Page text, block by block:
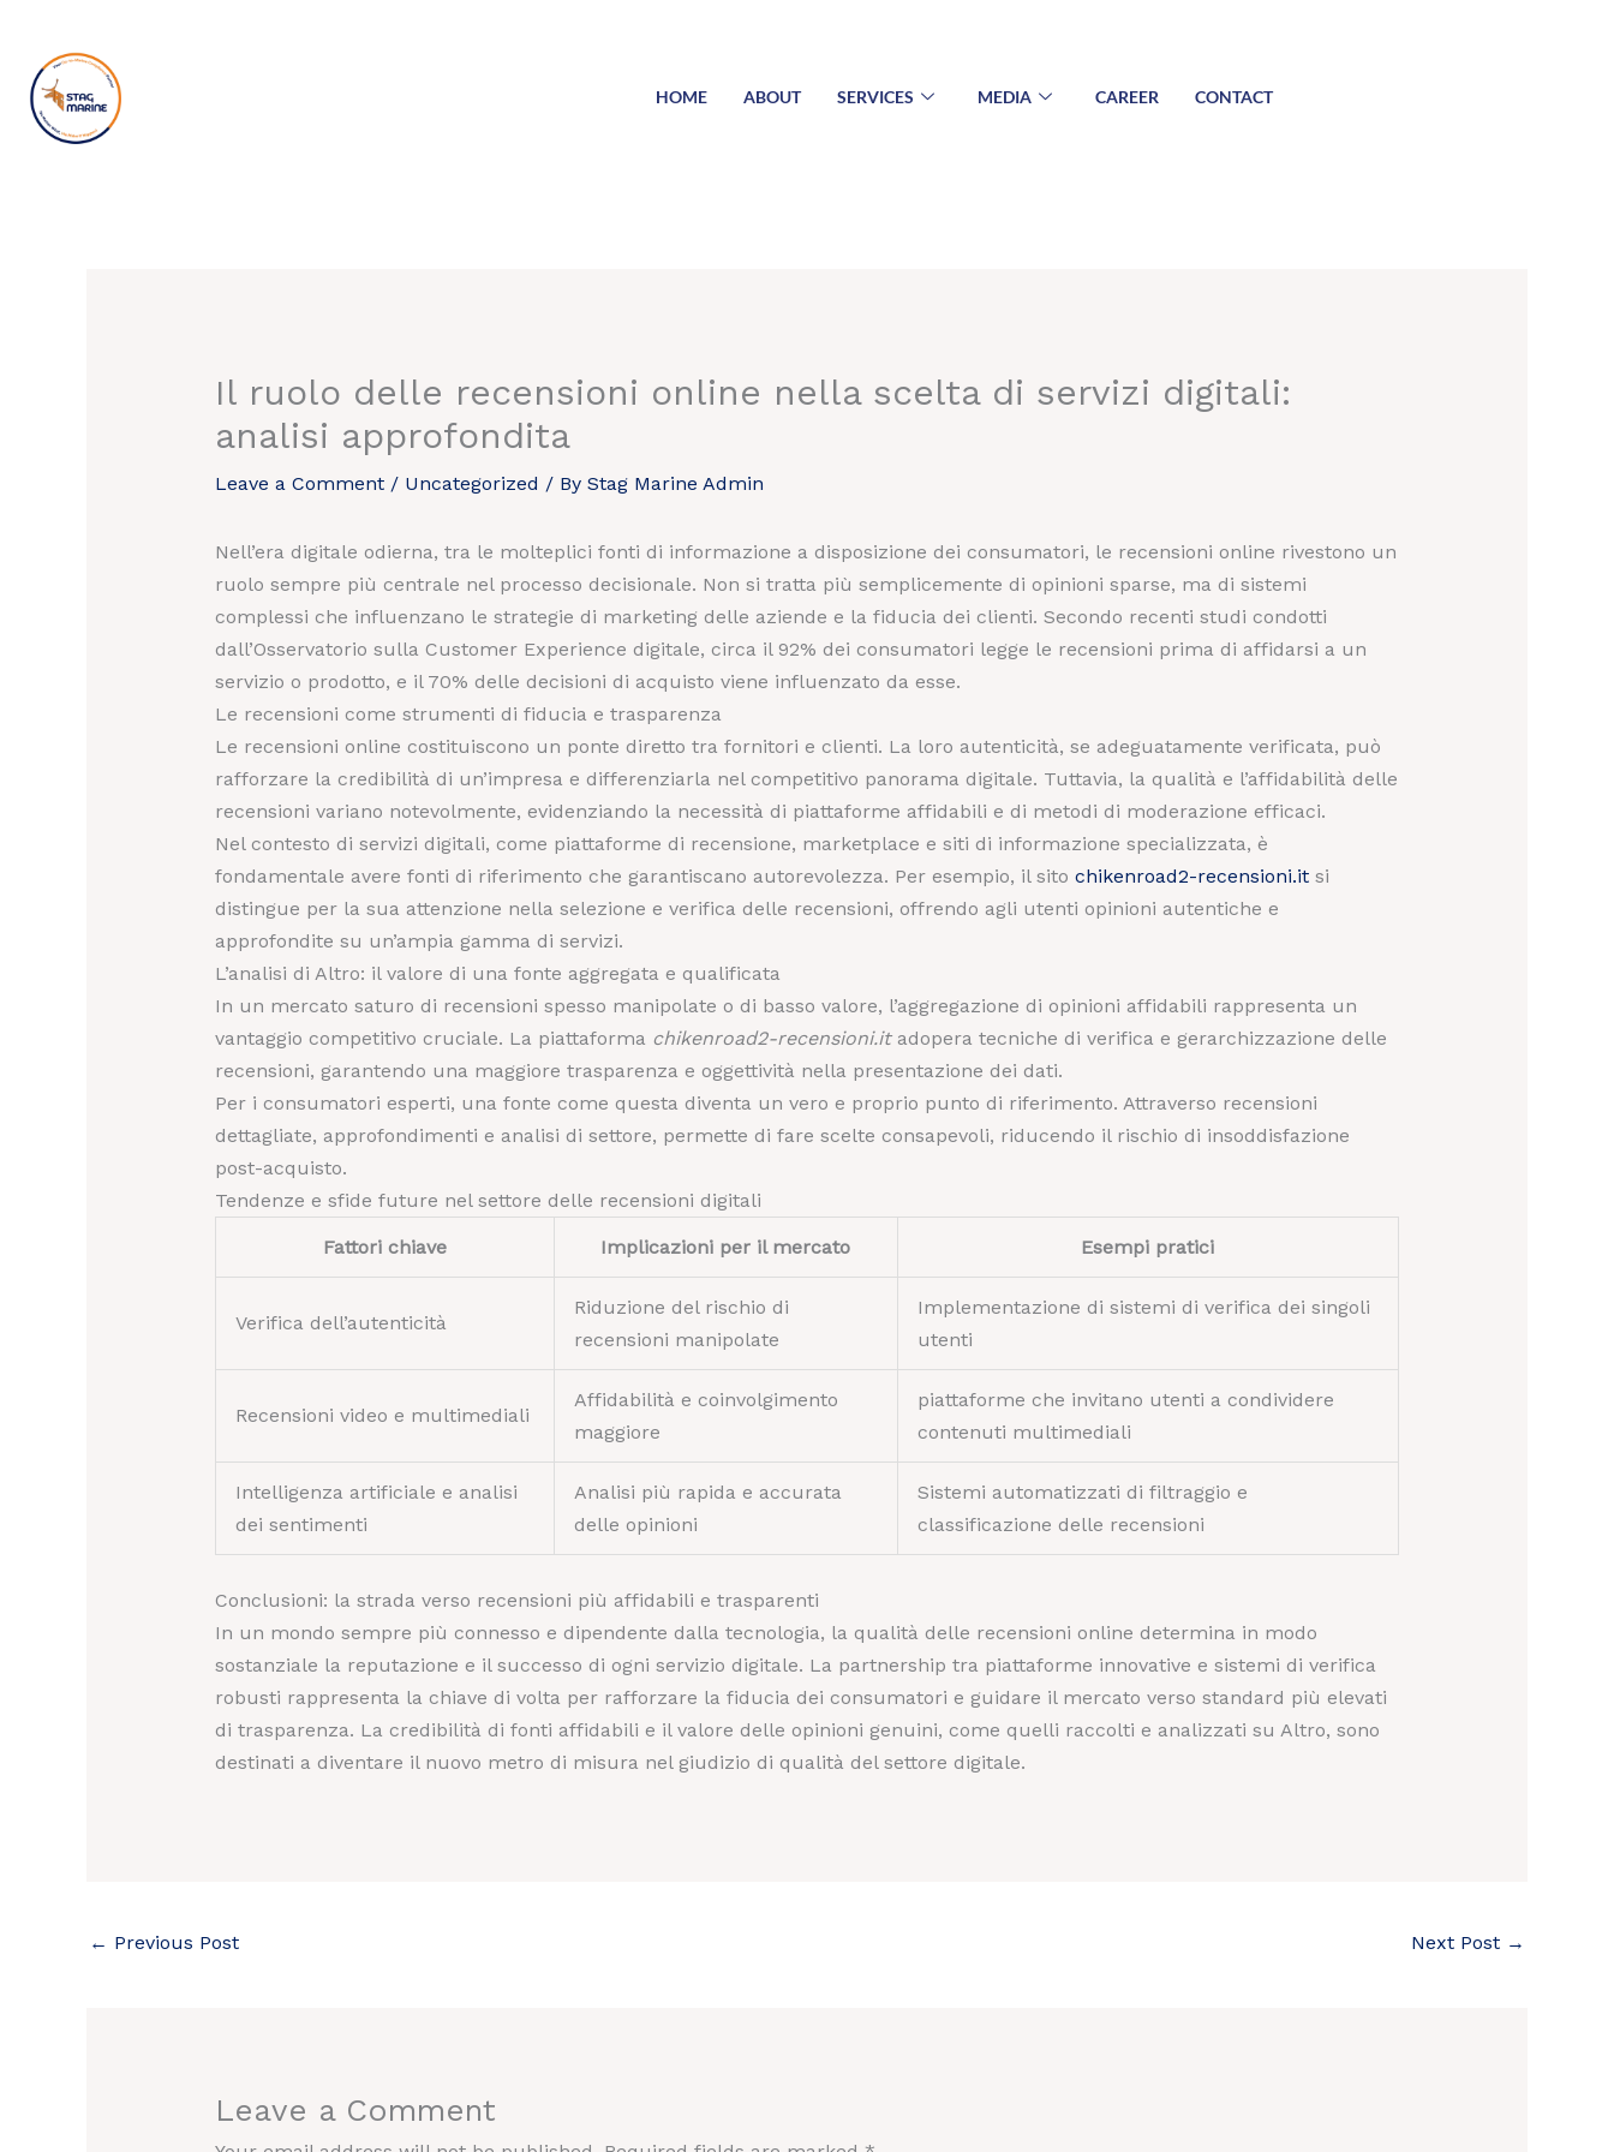
content
HOME ABOUT SERVICES MEDIA CAREER CONTACT
Il ruolo delle recensioni online nella scelta di servizi digitali:
analisi approfondita
Leave a Comment / Uncategorized / By Stag Marine Admin
Nell’era digitale odierna, tra le molteplici fonti di informazione a disposizione dei consumatori, le recensioni online rivestono un
ruolo sempre più centrale nel processo decisionale. Non si tratta più semplicemente di opinioni sparse, ma di sistemi
complessi che influenzano le strategie di marketing delle aziende e la fiducia dei clienti. Secondo recenti studi condotti
dall’Osservatorio sulla Customer Experience digitale, circa il 92% dei consumatori legge le recensioni prima di affidarsi a un
servizio o prodotto, e il 70% delle decisioni di acquisto viene influenzato da esse.
Le recensioni come strumenti di fiducia e trasparenza
Le recensioni online costituiscono un ponte diretto tra fornitori e clienti. La loro autenticità, se adeguatamente verificata, può
rafforzare la credibilità di un’impresa e differenziarla nel competitivo panorama digitale. Tuttavia, la qualità e l’affidabilità delle
recensioni variano notevolmente, evidenziando la necessità di piattaforme affidabili e di metodi di moderazione efficaci.
Nel contesto di servizi digitali, come piattaforme di recensione, marketplace e siti di informazione specializzata, è
fondamentale avere fonti di riferimento che garantiscano autorevolezza. Per esempio, il sito chikenroad2-recensioni.itsi
distingue per la sua attenzione nella selezione e verifica delle recensioni, offrendo agli utenti opinioni autentiche e
approfondite su un’ampia gamma di servizi.
L’analisi di Altro: il valore di una fonte aggregata e qualificata
In un mercato saturo di recensioni spesso manipolate o di basso valore, l’aggregazione di opinioni affidabili rappresenta un
vantaggio competitivo cruciale. La piattaforma chikenroad2-recensioni.itadopera tecniche di verifica e gerarchizzazione delle
recensioni, garantendo una maggiore trasparenza e oggettività nella presentazione dei dati.
Per i consumatori esperti, una fonte come questa diventa un vero e proprio punto di riferimento. Attraverso recensioni
dettagliate, approfondimenti e analisi di settore, permette di fare scelte consapevoli, riducendo il rischio di insoddisfazione
post-acquisto.
Tendenze e sfide future nel settore delle recensioni digitali
Fattori chiave Implicazioni per il mercato Esempi pratici
Verifica dell’autenticità
Riduzione del rischio di
recensioni manipolate
Implementazione di sistemi di verifica dei singoli
utenti
Recensioni video e multimediali
Affidabilità e coinvolgimento
maggiore
piattaforme che invitano utenti a condividere
contenuti multimediali
Intelligenza artificiale e analisi
dei sentimenti
Analisi più rapida e accurata
delle opinioni
Sistemi automatizzati di filtraggio e
classificazione delle recensioni
Conclusioni: la strada verso recensioni più affidabili e trasparenti
In un mondo sempre più connesso e dipendente dalla tecnologia, la qualità delle recensioni online determina in modo
sostanziale la reputazione e il successo di ogni servizio digitale. La partnership tra piattaforme innovative e sistemi di verifica
robusti rappresenta la chiave di volta per rafforzare la fiducia dei consumatori e guidare il mercato verso standard più elevati
di trasparenza. La credibilità di fonti affidabili e il valore delle opinioni genuini, come quelli raccolti e analizzati su Altro, sono
destinati a diventare il nuovo metro di misura nel giudizio di qualità del settore digitale.
← Previous Post Next Post →
Leave a Comment